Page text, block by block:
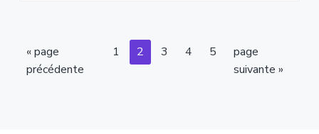
«Aller
à
page
précédente
Page
1 Page
2 Page
3 Page
4 Page
5
Aller
à
page
suivante »